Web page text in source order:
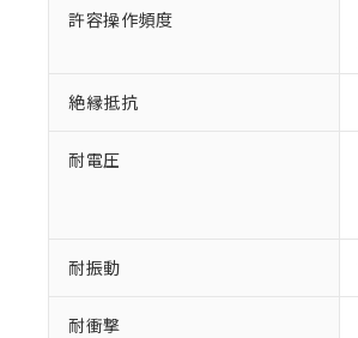
許容操作頻度
絶縁抵抗
耐電圧
耐振動
耐衝撃